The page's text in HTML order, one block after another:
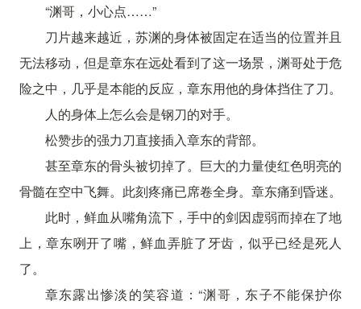
“渊哥，小心点……”
刀片越来越近，苏渊的身体被固定在适当的位置并且
无法移动，但是章东在远处看到了这一场景，渊哥处于危
险之中，几乎是本能的反应，章东用他的身体挡住了刀。
人的身体上怎么会是钢刀的对手。
松赞步的强力刀直接插入章东的背部。
甚至章东的骨头被切掉了。巨大的力量使红色明亮的
骨髓在空中飞舞。此刻疼痛已席卷全身。章东痛到昏迷。
此时，鲜血从嘴角流下，手中的剑因虚弱而掉在了地
上，章东咧开了嘴，鲜血弄脏了牙齿，似乎已经是死人
了。
章东露出惨淡的笑容道：“渊哥，东子不能保护你